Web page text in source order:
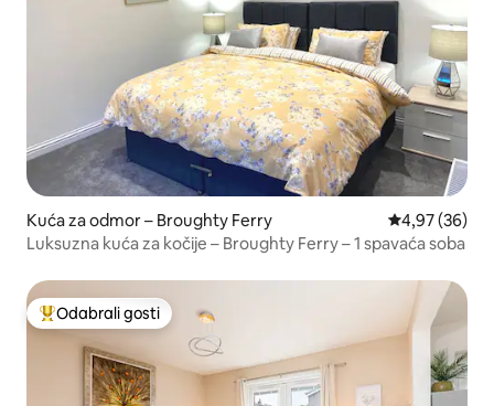
Kuća za odmor – Broughty Ferry Prosječna
4,97 (36)
Luksuzna kuća za kočije – Broughty Ferry – 1 spavaća soba
Među najviše rangiranima s oznakom „Odabrali gosti”
Odabrali gosti